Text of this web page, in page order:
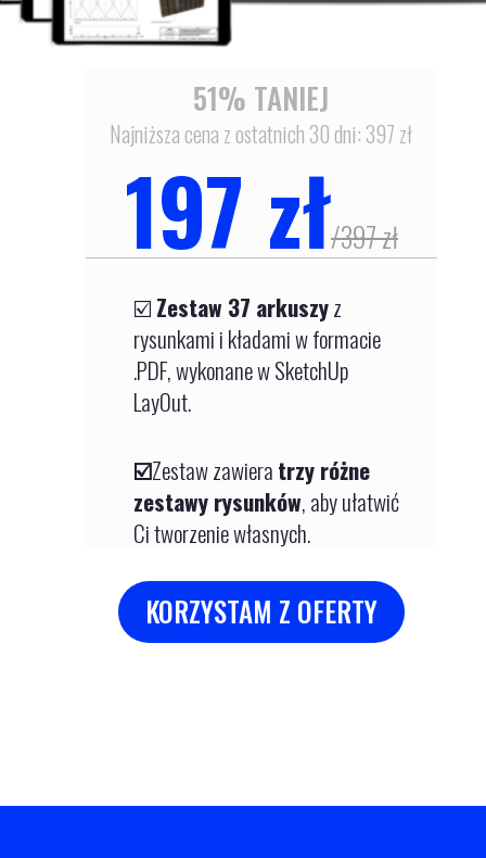
51% TANIEJ
Najniższa cena z ostatnich 30 dni: 397 zł
197 zł/397 zł
☑️Zestaw 37 arkuszyz
rysunkami i kładami w formacie
.PDF, wykonane w SketchUp
LayOut.
☑️Zestaw zawieratrzy różne
zestawy rysunków, aby ułatwić
Ci tworzenie własnych.
KORZYSTAM Z OFERTY